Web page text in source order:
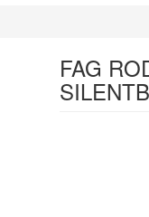
FAG